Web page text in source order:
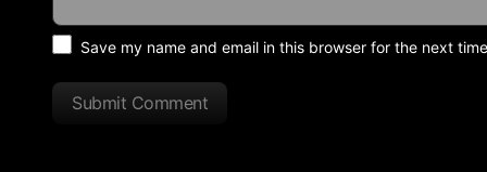
Save my name and email in this browser for the next
Submit Comment